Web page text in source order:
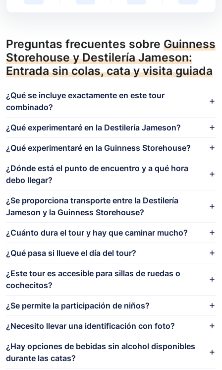
Preguntas frecuentes sobre Guinness
Storehouse y Destilería Jameson:
Entrada sin colas, cata y visita guiada
¿Qué se incluye exactamente en este tour
combinado?
¿Qué experimentaré en la Destilería Jameson?
¿Qué experimentaré en la Guinness Storehouse?
¿Dónde está el punto de encuentro y a qué hora
debo llegar?
¿Se proporciona transporte entre la Destilería
Jameson y la Guinness Storehouse?
¿Cuánto dura el tour y hay que caminar mucho?
¿Qué pasa si llueve el día del tour?
¿Este tour es accesible para sillas de ruedas o
cochecitos?
¿Se permite la participación de niños?
¿Necesito llevar una identificación con foto?
¿Hay opciones de bebidas sin alcohol disponibles
durante las catas?